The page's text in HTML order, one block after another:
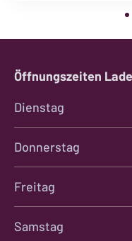
Öffnungszeiten
Dienstag
Donnerstag
Freitag
Samstag